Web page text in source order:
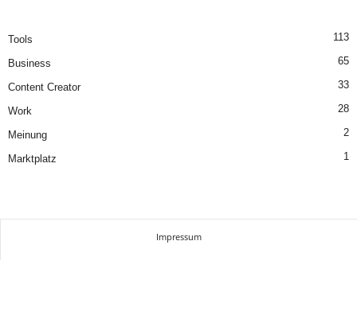
Tools 113
Business 65
Content Creator 33
Work 28
Meinung 2
Marktplatz 1
Impressum